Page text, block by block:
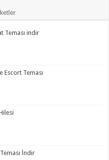
Teması indir
Escort Teması
İndir